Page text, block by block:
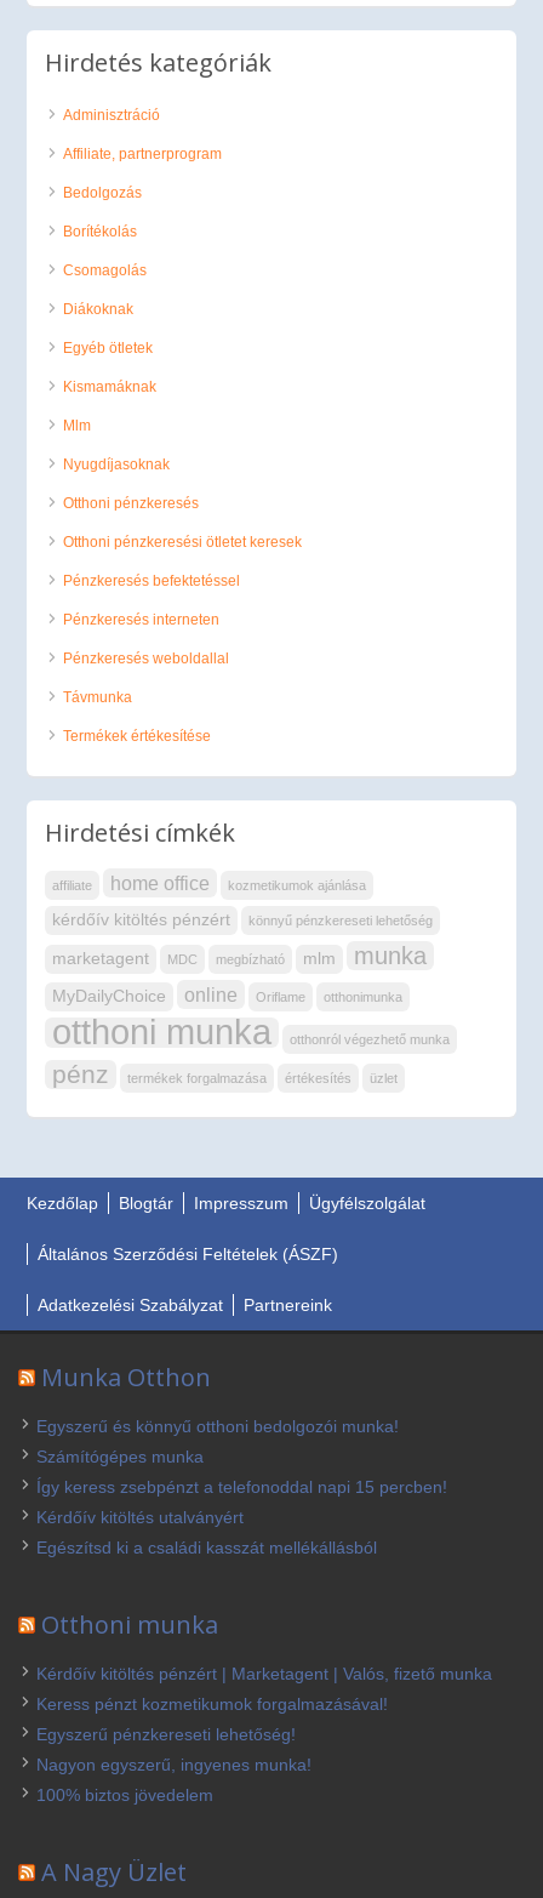
Hirdetés kategóriák
Adminisztráció
Affiliate, partnerprogram
Bedolgozás
Borítékolás
Csomagolás
Diákoknak
Egyéb ötletek
Kismamáknak
Mlm
Nyugdíjasoknak
Otthoni pénzkeresés
Otthoni pénzkeresési ötletet keresek
Pénzkeresés befektetéssel
Pénzkeresés interneten
Pénzkeresés weboldallal
Távmunka
Termékek értékesítése
Hirdetési címkék
affiliate home office kozmetikumok ajánlása
kérdőív kitöltés pénzért könnyű pénzkereseti lehetőség
marketagent MDC megbízható mlm munka
MyDailyChoice online Oriflame otthonimunka
otthoni munka otthonról végezhető munka
pénz termékek forgalmazása értékesítés üzlet
Kezdőlap Blogtár Impresszum Ügyfélszolgálat
Általános Szerződési Feltételek (ÁSZF)
Adatkezelési Szabályzat Partnereink
Munka Otthon
Egyszerű és könnyű otthoni bedolgozói munka!
Számítógépes munka
Így keress zsebpénzt a telefonoddal napi 15 percben!
Kérdőív kitöltés utalványért
Egészítsd ki a családi kasszát mellékállásból
Otthoni munka
Kérdőív kitöltés pénzért | Marketagent | Valós, fizető munka
Keress pénzt kozmetikumok forgalmazásával!
Egyszerű pénzkereseti lehetőség!
Nagyon egyszerű, ingyenes munka!
100% biztos jövedelem
A Nagy Üzlet